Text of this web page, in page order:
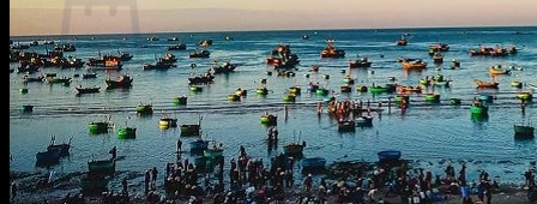
No products in the cart.
Return to shop